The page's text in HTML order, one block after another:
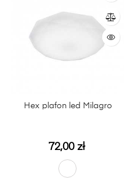
Hex plafon led Milagro
Cena
72,00 zł